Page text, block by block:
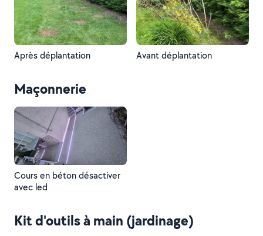
Après déplantation Avant déplantation
Maçonnerie
Cours en béton désactiver
avec led
Kit d'outils à main (jardinage)